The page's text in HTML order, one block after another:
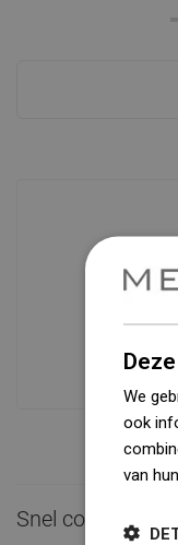
Een
dan
Snel contact
We
ook
van